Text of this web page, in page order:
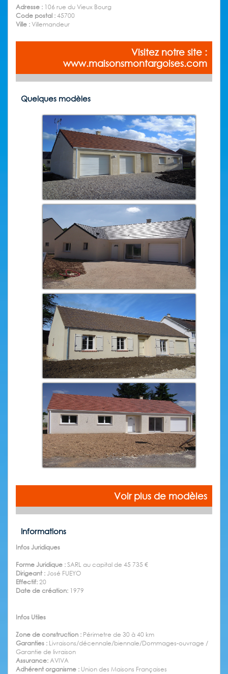
Adresse : 106 rue du Vieux Bourg
Code postal :45700
Ville :Villemandeur
Visitez notre site :
www.maisonsmontargoises.com
Quelques modèles
Voir plus de modèles
Informations
Infos Juridiques
Forme Juridique :SARL au capital de 45 735 €
Dirigeant :José FUEYO
Effectif:20
Date de création: 1979
Infos Utiles
Zone de construction : Périmetre de 30 à 40 km
Garanties : Livraisons/décennale/biennale/Dommages-ouvrage /
Garantie de livraison
Assurance:AVIVA
Adhérent organisme : Union des Maisons Françaises